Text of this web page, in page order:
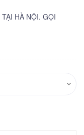
HÀ NỘI. GỌI